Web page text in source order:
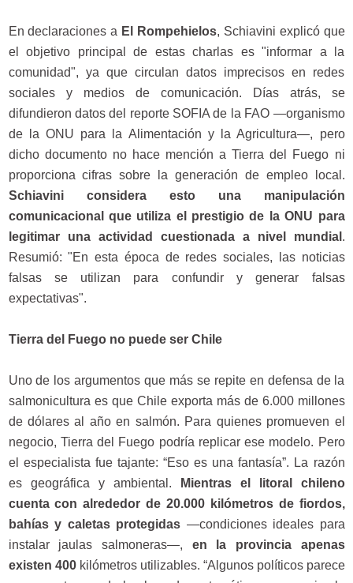
En declaraciones a El Rompehielos, Schiavini explicó que
el objetivo principal de estas charlas es "informar a la
comunidad", ya que circulan datos imprecisos en redes
sociales y medios de comunicación. Días atrás, se
difundieron datos del reporte SOFIA de la FAO —organismo
de la ONU para la Alimentación y la Agricultura—, pero
dicho documento no hace mención a Tierra del Fuego ni
proporciona cifras sobre la generación de empleo local.
Schiavini considera esto una manipulación
comunicacional que utiliza el prestigio de la ONU para
legitimar una actividad cuestionada a nivel mundial .
Resumió: "En esta época de redes sociales, las noticias
falsas se utilizan para confundir y generar falsas
expectativas".
Tierra del Fuego no puede ser Chile
Uno de los argumentos que más se repite en defensa de la
salmonicultura es que Chile exporta más de 6.000 millones
de dólares al año en salmón. Para quienes promueven el
negocio, Tierra del Fuego podría replicar ese modelo. Pero
el especialista fue tajante: “Eso es una fantasía”. La razón
es geográfica y ambiental.
Mientras el litoral chileno
cuenta con alrededor de 20.000 kilómetros de fiordos,
bahías y caletas protegidas —condiciones ideales para
instalar jaulas salmoneras—, en la provincia apenas
existen 400kilómetros utilizables. “Algunos políticos parece